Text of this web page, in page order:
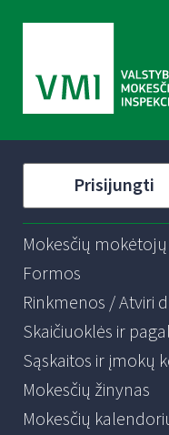
Prisijungti
Mokesčių
Formos
Rinkmenos / Atviri
Skaičiuoklės ir
Sąskaitos ir įmokų
Mokesčių žinynas
Mokesčių